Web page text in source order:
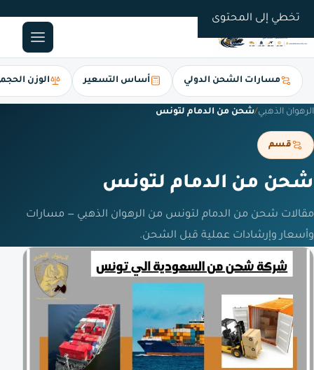
تخطي إلى المحتوى
مسارات الشحن الدولي أساس التسعير الوزن
الرهوان الذهبي/شحن من الدمام لتونس
قسم
شحن من الدمام لتونس
مقالات شحن من الدمام لتونس من الرهوان الذهبي — مسارات
وأسعار وإرشادات عملية قبل الشحن.